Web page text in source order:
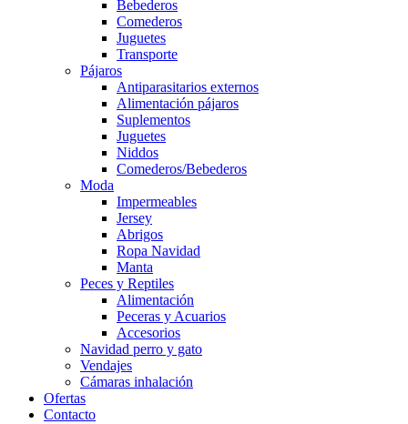
Bebederos
Comederos
Juguetes
Transporte
Pájaros
Antiparasitarios externos
Alimentación pájaros
Suplementos
Juguetes
Niddos
Comederos/Bebederos
Moda
Impermeables
Jersey
Abrigos
Ropa Navidad
Manta
Peces y Reptiles
Alimentación
Peceras y Acuarios
Accesorios
Navidad perro y gato
Vendajes
Cámaras inhalación
Ofertas
Contacto